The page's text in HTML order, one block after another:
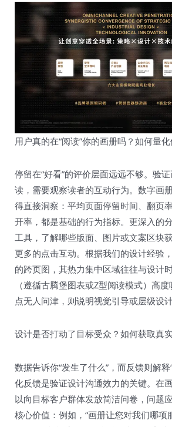
用户真的在“阅读”你的画册吗？如何量
停留在“好看”的评价层面远远不够。验
读，需要观察读者的互动行为。数字画
得直接洞察：平均页面停留时间、翻页
开率，都是基础的行为指标。更深入的
工具，了解哪些版面、图片或文案区块
更多的点击互动。根据我们的设计经验
的跨页图，其热力集中区域往往与设计
（遵循古腾堡图表或Z型阅读模式）高
点无人问津，则说明视觉引导或层级设
设计是否打动了目标受众？如何获取真
数据告诉你“发生了什么”，而反馈则解
化反馈是验证设计沟通效力的关键。在
以向目标客户群体发放简洁问卷，问题
核心价值：例如，“画册让您对我们哪项